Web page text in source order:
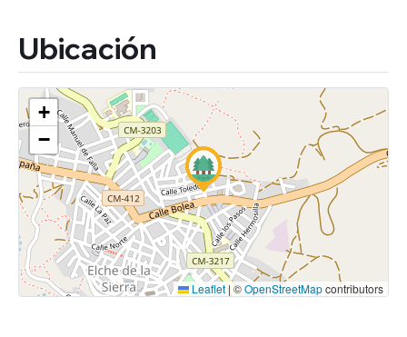
Ubicación
+
−
Leaflet| ©OpenStreetMapcontributors